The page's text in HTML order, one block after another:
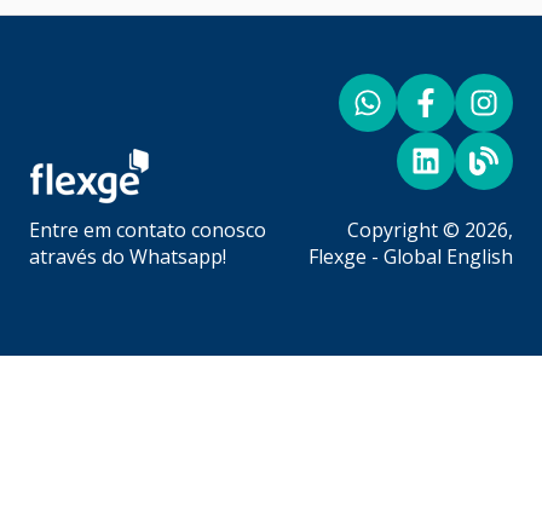
Metodologia Flexge
Business
App Parents
Entre em contato conosco
através do Whatsapp!
Copyright © 2026,
Flexge - Global English